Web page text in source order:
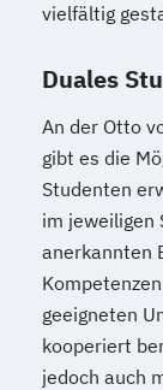
vielfältig
Duales
An der Otto
gibt es die
Studenten
im jeweiligen
anerkannten
geeigneten
kooperiert
jedoch auch